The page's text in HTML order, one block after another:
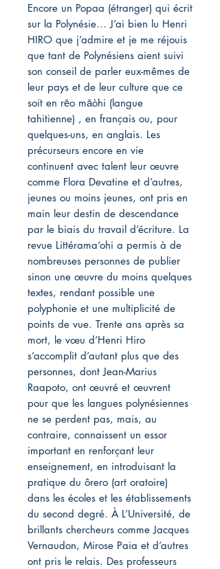
Encore un Popaa (étranger) qui écrit
sur la Polynésie… J’ai bien lu Henri
HIRO que j’admire et je me réjouis
que tant de Polynésiens aient suivi
son conseil de parler eux-mêmes de
leur pays et de leur culture que ce
soit en rēo māòhi (langue
tahitienne) , en français ou, pour
quelques-uns, en anglais. Les
précurseurs encore en vie
continuent avec talent leur œuvre
comme Flora Devatine et d’autres,
jeunes ou moins jeunes, ont pris en
main leur destin de descendance
par le biais du travail d’écriture. La
revue Littérama’ohi a permis à de
nombreuses personnes de publier
sinon une œuvre du moins quelques
textes, rendant possible une
polyphonie et une multiplicité de
points de vue. Trente ans après sa
mort, le vœu d’Henri Hiro
s’accomplit d’autant plus que des
personnes, dont Jean-Marius
Raapoto, ont œuvré et œuvrent
pour que les langues polynésiennes
ne se perdent pas, mais, au
contraire, connaissent un essor
important en renforçant leur
enseignement, en introduisant la
pratique du ôrero (art oratoire)
dans les écoles et les établissements
du second degré. À L’Université, de
brillants chercheurs comme Jacques
Vernaudon, Mirose Paia et d’autres
ont pris le relais. Des professeurs